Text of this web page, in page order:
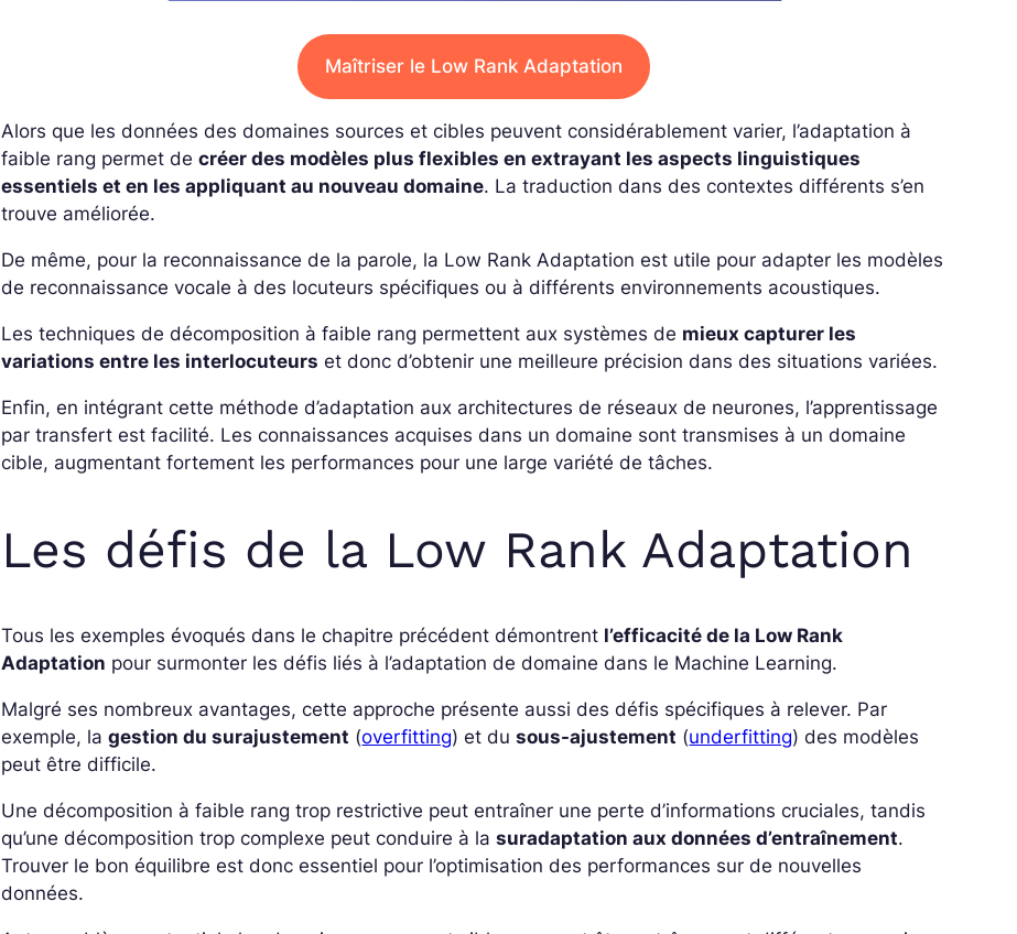
Maîtriser le Low Rank Adaptation
Alors que les données des domaines sources et cibles peuvent considérablement varier, l’adaptation à
faible rang permet decréer des modèles plus flexibles en extrayant les aspects linguistiques
essentiels et en les appliquant au nouveau domaine. La traduction dans des contextes différents s’en
trouve améliorée.
De même, pour la reconnaissance de la parole, la Low Rank Adaptation est utile pour adapter les modèles
de reconnaissance vocale à des locuteurs spécifiques ou à différents environnements acoustiques.
Les techniques de décomposition à faible rang permettent aux systèmes de mieux capturer les
variations entre les interlocuteurs et donc d’obtenir une meilleure précision dans des situations variées.
Enfin, en intégrant cette méthode d’adaptation aux architectures de réseaux de neurones, l’apprentissage
par transfert est facilité. Les connaissances acquises dans un domaine sont transmises à un domaine
cible, augmentant fortement les performances pour une large variété de tâches.
Les défis de la Low Rank Adaptation
Tous les exemples évoqués dans le chapitre précédent démontrent l’efficacité de la Low Rank
Adaptation pour surmonter les défis liés à l’adaptation de domaine dans le Machine Learning.
Malgré ses nombreux avantages, cette approche présente aussi des défis spécifiques à relever. Par
exemple, lagestion du surajustement (overfitting) et dusous-ajustement (underfitting) des modèles
peut être difficile.
Une décomposition à faible rang trop restrictive peut entraîner une perte d’informations cruciales, tandis
qu’une décomposition trop complexe peut conduire à lasuradaptation aux données d’entraînement.
Trouver le bon équilibre est donc essentiel pour l’optimisation des performances sur de nouvelles
données.